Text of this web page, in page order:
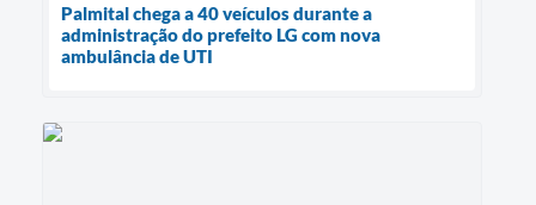
Palmital chega a 40 veículos durante a
administração do prefeito LG com nova
ambulância de UTI